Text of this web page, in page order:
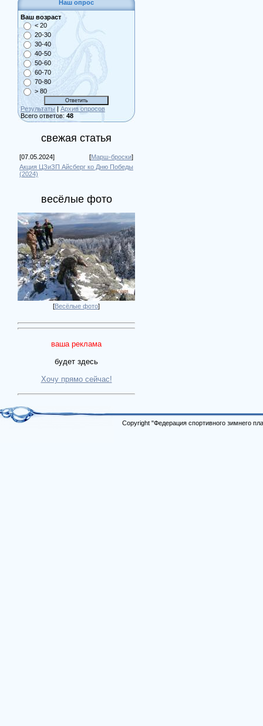
Наш опрос
Ваш возраст
< 20
20-30
30-40
40-50
50-60
60-70
70-80
> 80
Результаты | Архив опросов
Всего ответов: 48
свежая статья
[07.05.2024] [Марш-броски]
Акция ЦЗиЗП Айсберг ко Дню Победы
(2024)
весёлые фото
[Весёлые фото]
ваша реклама
будет здесь
Хочу прямо сейчас!
Copyright "Федерация спортивного зимнего